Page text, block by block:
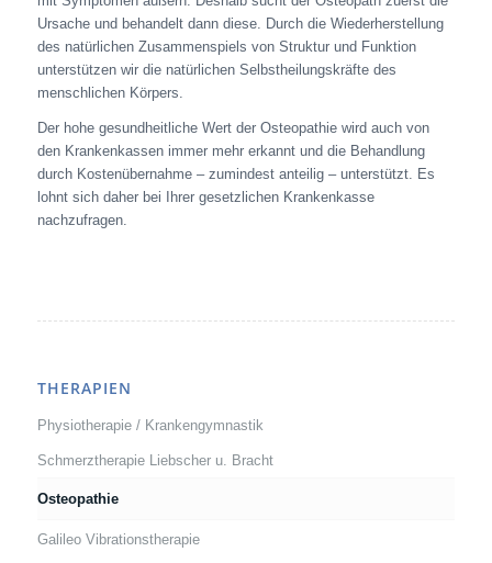
Ursache und behandelt dann diese. Durch die Wiederherstellung
des natürlichen Zusammenspiels von Struktur und Funktion
unterstützen wir die natürlichen Selbstheilungskräfte des
menschlichen Körpers.
Der hohe gesundheitliche Wert der Osteopathie wird auch von
den Krankenkassen immer mehr erkannt und die Behandlung
durch Kostenübernahme – zumindest anteilig – unterstützt. Es
lohnt sich daher bei Ihrer gesetzlichen Krankenkasse
nachzufragen.
THERAPIEN
Physiotherapie / Krankengymnastik
Schmerztherapie Liebscher u. Bracht
Osteopathie
Galileo Vibrationstherapie